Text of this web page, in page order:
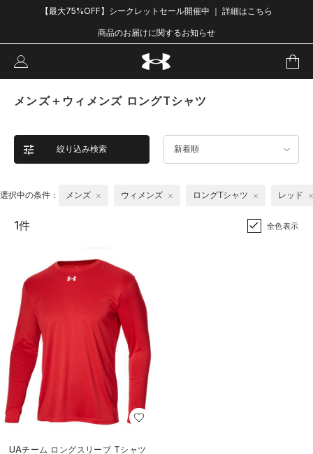
【最大75%OFF】シークレットセール開催中 ｜ 詳細はこちら
商品のお届けに関するお知らせ
メンズ＋ウィメンズ ロングTシャツ
絞り込み検索 新着順
選択中の条件： メンズ ウィメンズ ロングTシャツ レッド
1件 全色表示
UAチーム ロングスリーブ Tシャツ